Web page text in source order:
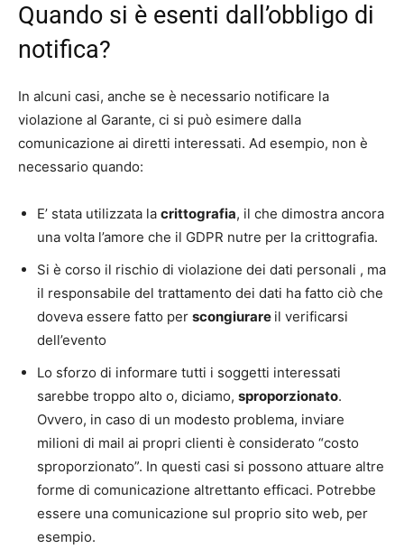
Quando si è esenti dall’obbligo di
notifica?
In alcuni casi, anche se è necessario notificare la
violazione al Garante, ci si può esimere dalla
comunicazione ai diretti interessati. Ad esempio, non è
necessario quando:
E’ stata utilizzata la crittografia, il che dimostra ancora
una volta l’amore che il GDPR nutre per la crittografia.
Si è corso il rischio di violazione dei dati personali , ma
il responsabile del trattamento dei dati ha fatto ciò che
doveva essere fatto per scongiurare il verificarsi
dell’evento
Lo sforzo di informare tutti i soggetti interessati
sarebbe troppo alto o, diciamo, sproporzionato.
Ovvero, in caso di un modesto problema, inviare
milioni di mail ai propri clienti è considerato “costo
sproporzionato”. In questi casi si possono attuare altre
forme di comunicazione altrettanto efficaci. Potrebbe
essere una comunicazione sul proprio sito web, per
esempio.